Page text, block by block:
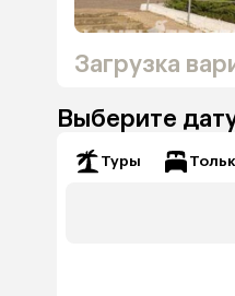
Загрузка
Выберите
Туры